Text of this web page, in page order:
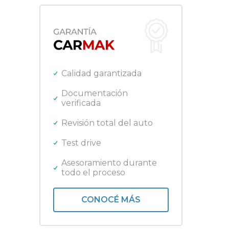
Ducati
Ford
Gilera
Honda
Jeep
Kawasaki
Lifan
Nissan
Peugeot
Quicksilver
Renault
Royal Enfield
Triumph
Calidad garantizada
Documentación
verificada
Revisión total del auto
Test drive
Asesoramiento durante
todo el proceso
CONOCÉ MÁS